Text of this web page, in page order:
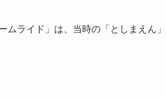
ムライド」は、当時の「としまえん」